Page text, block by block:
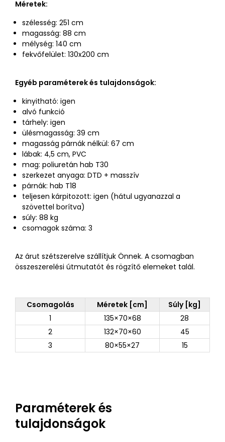
Méretek:
szélesség: 251 cm
magasság: 88 cm
mélység: 140 cm
fekvőfelület: 130x200 cm
Egyéb paraméterek és tulajdonságok:
kinyitható: igen
alvó funkció
tárhely: igen
ülésmagasság: 39 cm
magasság párnák nélkül: 67 cm
lábak: 4,5 cm, PVC
mag: poliuretán hab T30
szerkezet anyaga: DTD + masszív
párnák: hab T18
teljesen kárpitozott: igen (hátul ugyanazzal a
szövettel borítva)
súly: 88 kg
csomagok száma: 3
Az árut szétszerelve szállítjuk Önnek. A csomagban
összeszerelési útmutatót és rögzítő elemeket talál.
Csomagolás Méretek [cm]
Súly [kg]
1
135×70×68
28
2
132×70×60
45
3
80×55×27 15
Paraméterek és
tulajdonságok